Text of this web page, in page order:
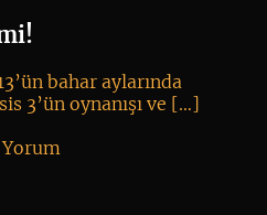
bahar aylarında
3’ün oynanışı ve […]
Yorum